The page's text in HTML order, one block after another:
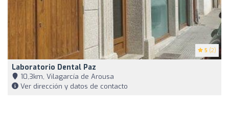
5 (2)
Laboratorio Dental Paz
10,3km, Vilagarcía de Arousa
Ver dirección y datos de contacto